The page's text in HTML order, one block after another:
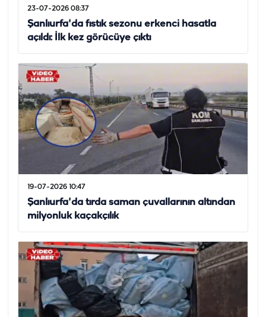
23-07-2026 08:37
Şanlıurfa'da fıstık sezonu erkenci hasatla
açıldı: İlk kez görücüye çıktı
19-07-2026 10:47
Şanlıurfa'da tırda saman çuvallarının altından
milyonluk kaçakçılık